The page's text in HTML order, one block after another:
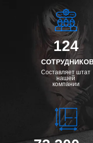
124
Составляет штат
нашей
компании